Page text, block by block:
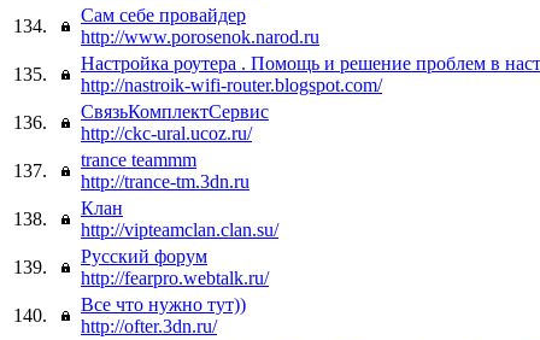
134.
Сам себе провайдер
http://www.porosenok.narod.ru
135.
Настройка роутера . Помощь и решение проблем в
http://nastroik-wifi-router.blogspot.com/
136.
СвязьКомплектСервис
http://ckc-ural.ucoz.ru/
137.
trance teammm
http://trance-tm.3dn.ru
138.
Клан
http://vipteamclan.clan.su/
139.
Русский форум
http://fearpro.webtalk.ru/
140.
Все что нужно тут))
http://ofter.3dn.ru/